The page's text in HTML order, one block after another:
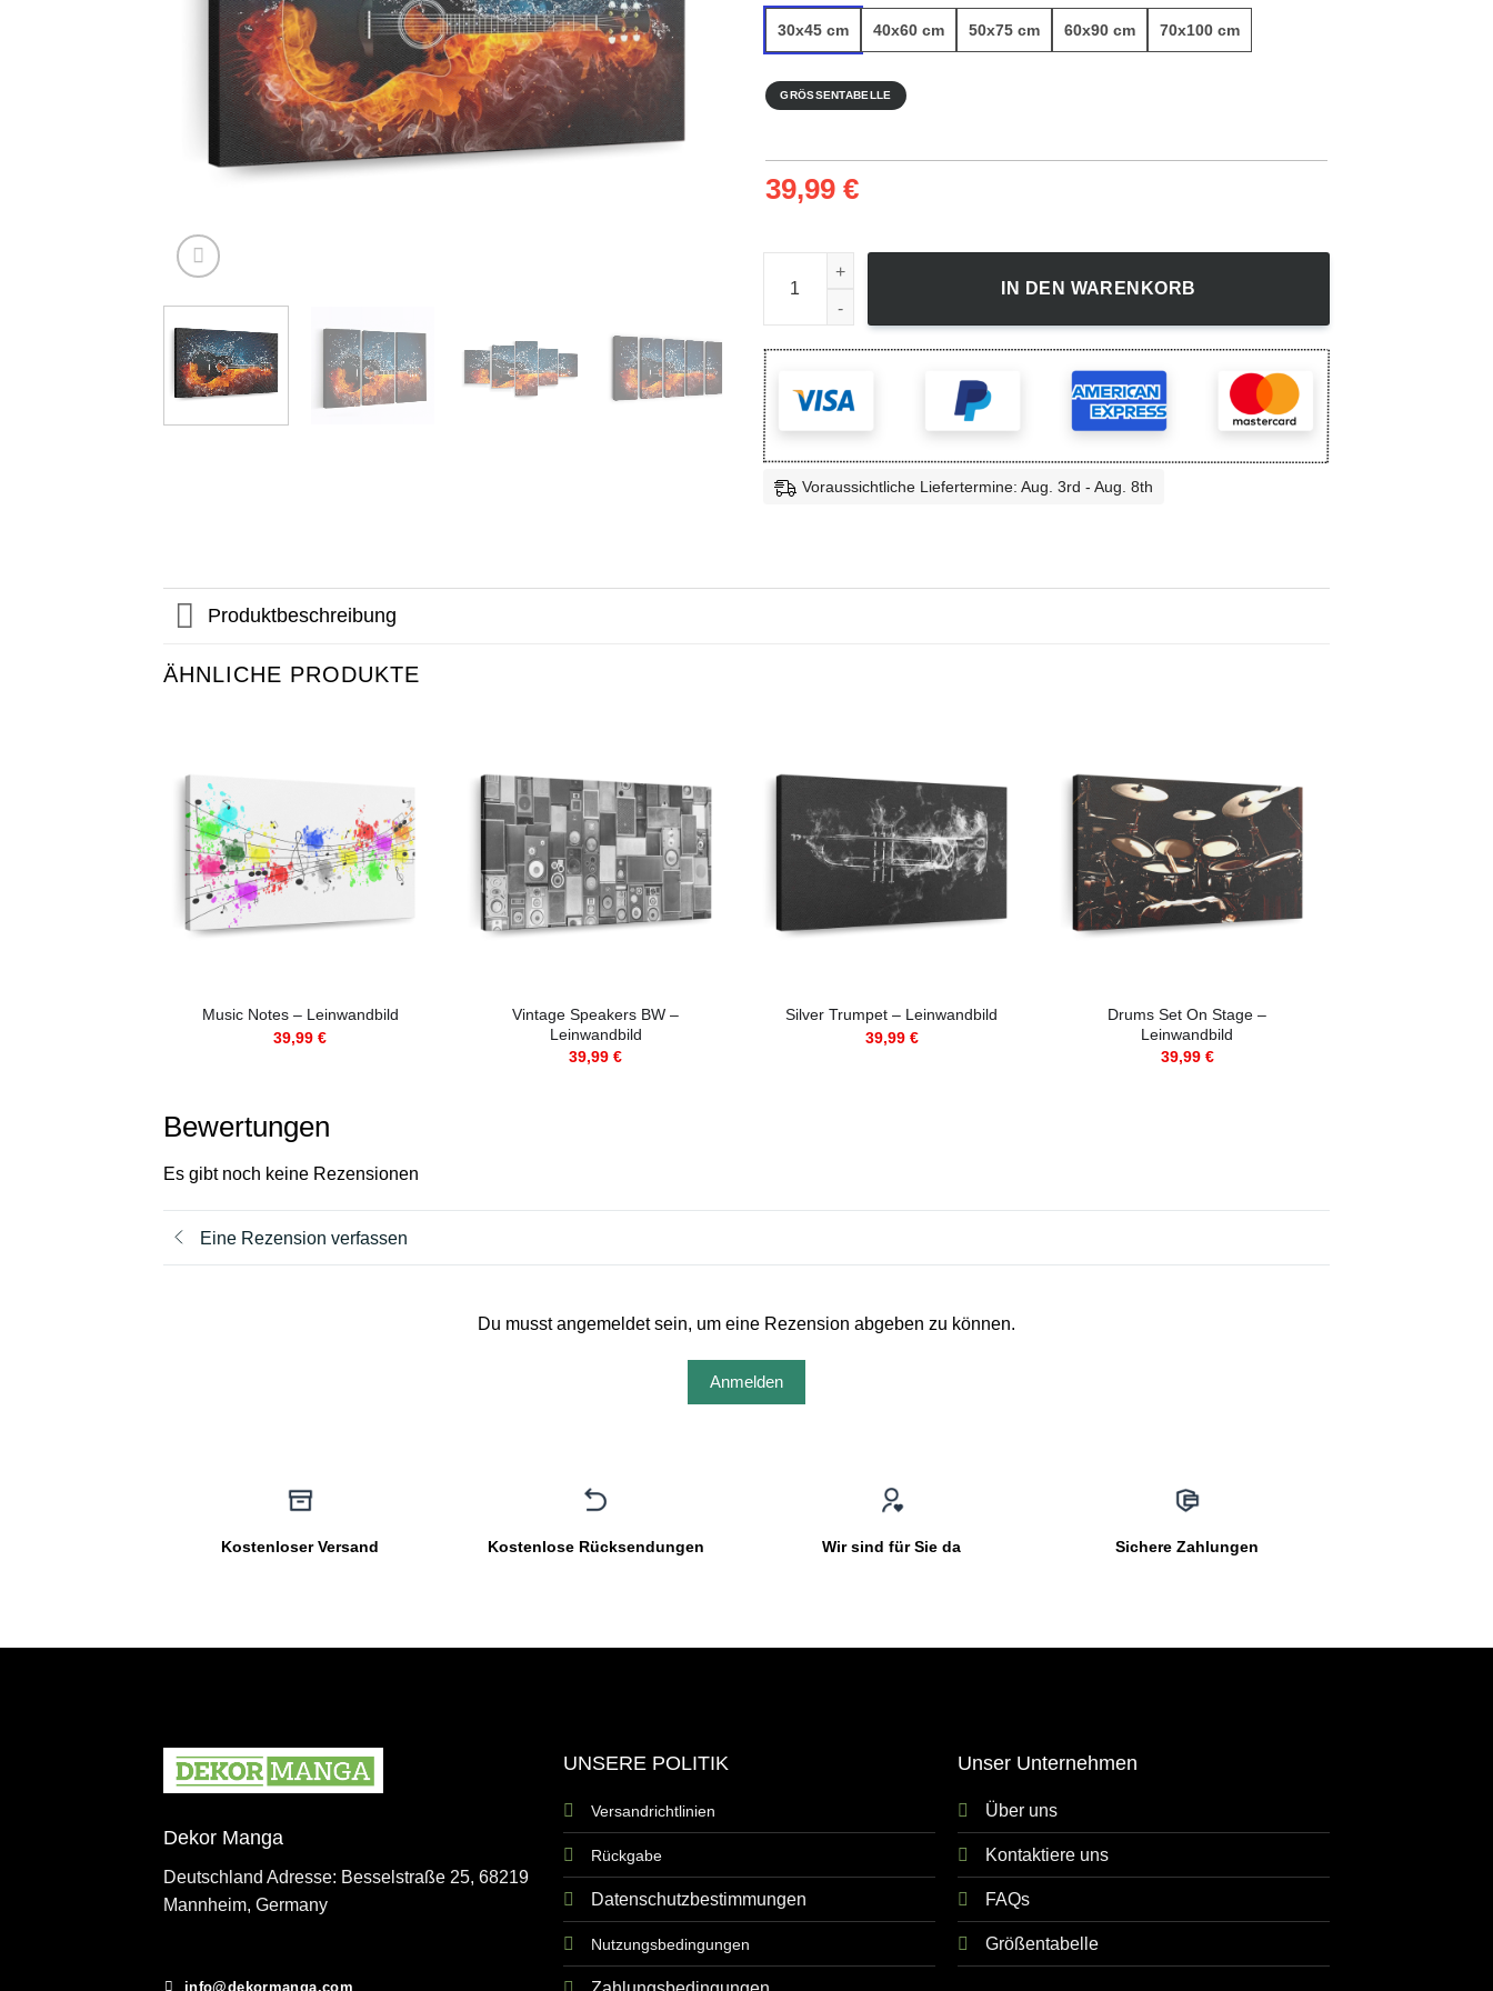
30x45 cm 40x60 cm 50x75 cm 60x90 cm 70x100 cm
GRÖSSENTABELLE
39,99 €
Electric Guitar On Fire - Leinwandbild Menge
IN DEN WARENKORB
Voraussichtliche Liefertermine: Aug. 3rd - Aug. 8th
Produktbeschreibung
ÄHNLICHE PRODUKTE
Music Notes – Leinwandbild
39,99€
Vintage Speakers BW –
Leinwandbild
39,99€
Silver Trumpet – Leinwandbild
39,99 €
Drums Set On Stage –
Leinwandbild
39,99 €
Bewertungen
Es gibt noch keine Rezensionen
Eine Rezension verfassen
Du musst angemeldet sein, um eine Rezension abgeben zu können.
Anmelden
Kostenloser Versand Kostenlose Rücksendungen Wir sind für Sie da Sichere Zahlungen
Dekor Manga
Deutschland Adresse: Besselstraße 25, 68219
Mannheim, Germany
info@dekormanga.com
UNSERE POLITIK
Versandrichtlinien
Rückgabe
Datenschutzbestimmungen
Nutzungsbedingungen
Unser Unternehmen
Über uns
Kontaktiere uns
FAQs
Größentabelle